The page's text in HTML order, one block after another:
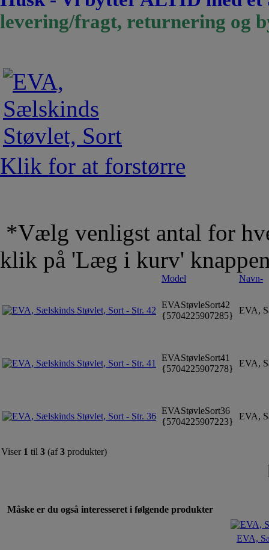
levering/fragt, returnering og
Klik for at forstørre
*Vælg venligst antal for
klik på 'Læg i kurv'
Model Navn-
EVAStøvleSort42
{5704225907285}
EVA,
EVAStøvleSort41
{5704225907278}
EVA,
EVAStøvleSort36
{5704225907223}
EVA,
Viser 1 til 3 (af3 produkter)
Måske er du også interesseret i følgende produkter
EVA,